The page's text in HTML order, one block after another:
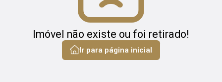
Imóvel não existe ou foi retirado!
Ir para página inicial